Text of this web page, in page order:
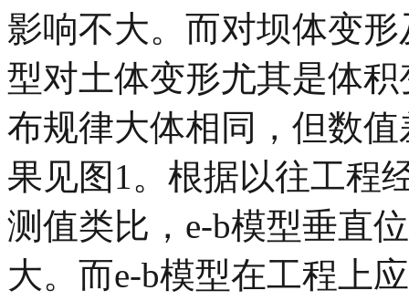
影响不大。而对坝体变
型对土体变形尤其是体
布规律大体相同，但数
果见图1。根据以往工程
测值类比，e-b模型垂直
大。而e-b模型在工程上